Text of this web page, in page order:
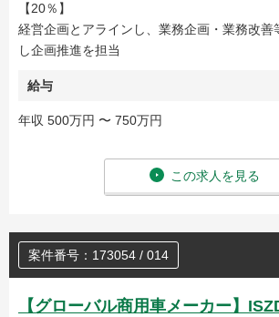
【20％】
経営企画とアラインし、業務企画・業務改善
し企画推進を担当
給与
年収 500万円 〜 750万円
この求人を見る
案件番号：173054 / 014
【グローバル商用車メーカー】